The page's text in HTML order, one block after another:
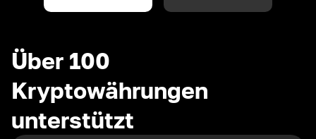
Über 100
Kryptowährungen
unterstützt